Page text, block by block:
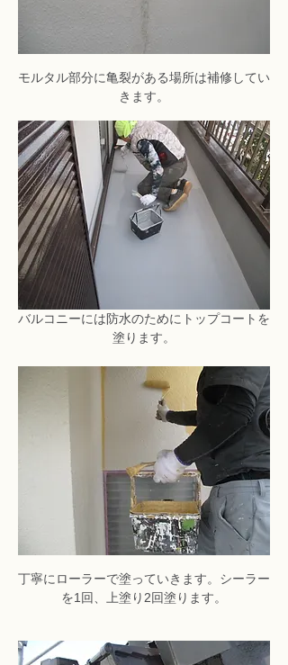
モルタル部分に亀裂がある場所は補修してい
きます。
バルコニーには防水のためにトップコートを
塗ります。
丁寧にローラーで塗っていきます。シーラー
を1回、上塗り2回塗ります。